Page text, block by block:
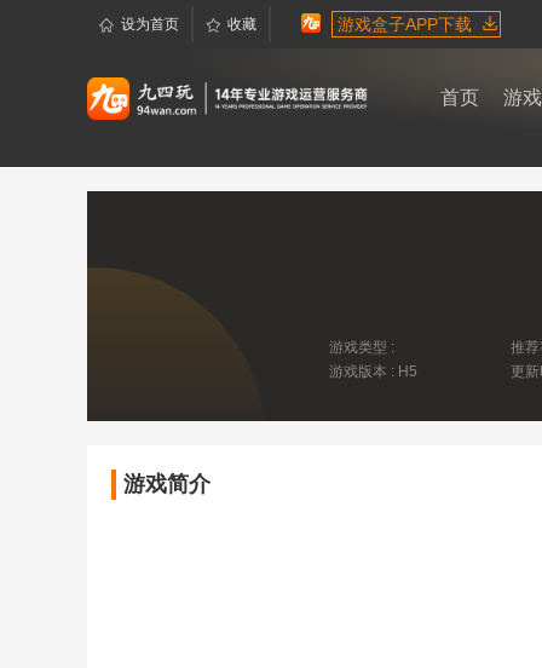
设为首页 收藏 游戏盒子APP下载
首页 游
游戏类型 :
游戏版本 : H5
推
更
游戏简介